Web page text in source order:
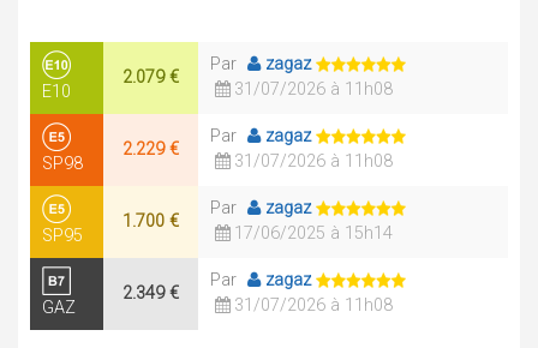
E10
2.079 €
Par
zagaz
31/07/2026 à 11h08
SP98
2.229 €
Par
zagaz
31/07/2026 à 11h08
SP95
1.700 €
Par
zagaz
17/06/2025 à 15h14
GAZ
2.349 €
Par
zagaz
31/07/2026 à 11h08